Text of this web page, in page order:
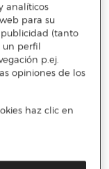
analíticos
para su
(tanto
un perfil
p.ej.
opiniones de los
haz clic en